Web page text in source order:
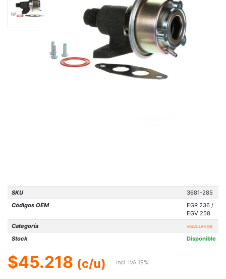
SKU
3681-285
Códigos OEM
EGR 236 /
EGV 258
Categoría
VALVULA EGR
Stock Disponible
$45.218 (c/u) incl. IVA 19%